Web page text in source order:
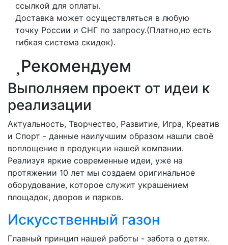
ссылкой для оплаты.
Доставка может осуществляться в любую
точку России и СНГ по запросу.(Платно,но есть
гибкая система скидок).
Рекомендуем
Выполняем проект от идеи к
реализации
Актуальность, Творчество, Развитие, Игра, Креатив
и Спорт - данные наилучшим образом нашли своё
воплощение в продукции нашей компании.
Реализуя яркие современные идеи, уже на
протяжении 10 лет мы создаем оригинальное
оборудование, которое служит украшением
площадок, дворов и парков.
Искусственный газон
Главный принцип нашей работы - забота о детях.